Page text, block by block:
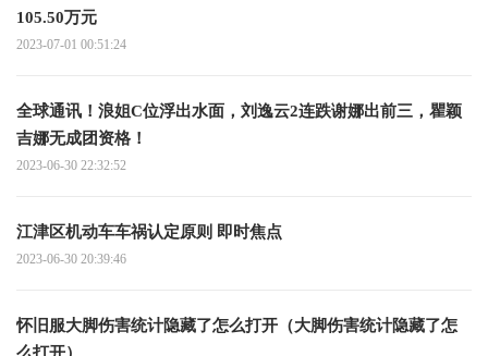
105.50万元
2023-07-01 00:51:24
全球通讯！浪姐C位浮出水面，刘逸云2连跌谢娜出前三，瞿颖
吉娜无成团资格！
2023-06-30 22:32:52
江津区机动车车祸认定原则 即时焦点
2023-06-30 20:39:46
怀旧服大脚伤害统计隐藏了怎么打开（大脚伤害统计隐藏了怎
么打开）